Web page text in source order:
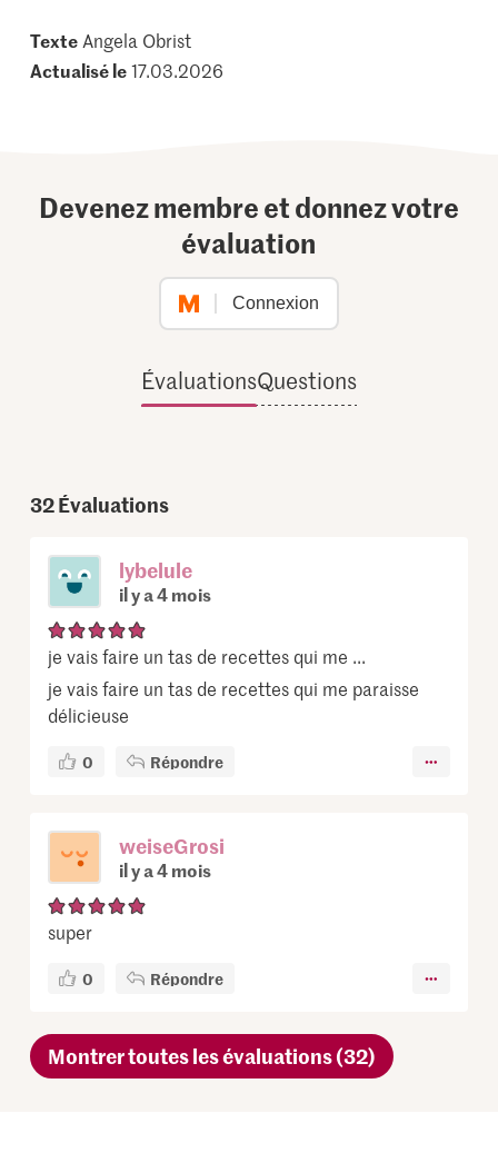
Texte Angela Obrist
Actualisé le17.03.2026
Devenez membre et donnez votre
évaluation
Connexion
ÉvaluationsQuestions
32Évaluations
lybelule
il y a 4 mois
je vais faire un tas de recettes qui me ...
je vais faire un tas de recettes qui me paraisse
délicieuse
0 Répondre
weiseGrosi
il y a 4 mois
super
0 Répondre
Montrer toutes les évaluations (32)